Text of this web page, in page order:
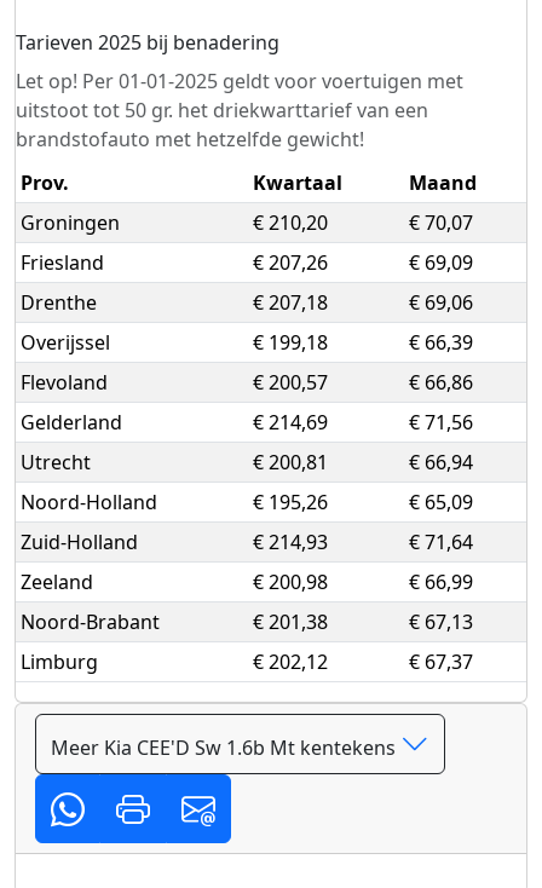
Tarieven 2025 bij benadering
Let op! Per 01-01-2025 geldt voor voertuigen met
uitstoot tot 50 gr. het driekwarttarief van een
brandstofauto met hetzelfde gewicht!
Prov.
Kwartaal
Maand
Groningen
€ 210,20
€ 70,07
Friesland
€ 207,26
€ 69,09
Drenthe
€ 207,18
€ 69,06
Overijssel
€ 199,18
€ 66,39
Flevoland
€ 200,57
€ 66,86
Gelderland
€ 214,69
€ 71,56
Utrecht
€ 200,81
€ 66,94
Noord-Holland
€ 195,26
€ 65,09
Zuid-Holland
€ 214,93
€ 71,64
Zeeland
€ 200,98
€ 66,99
Noord-Brabant
€ 201,38
€ 67,13
Limburg
€ 202,12 € 67,37
Meer Kia CEE'D Sw 1.6b Mt kentekens